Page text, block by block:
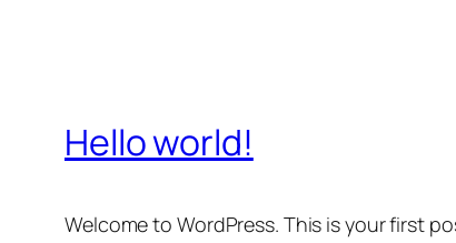
Hello world!
Welcome to WordPress. This is your first